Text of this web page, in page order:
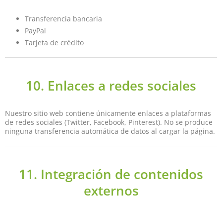
Transferencia bancaria
PayPal
Tarjeta de crédito
10. Enlaces a redes sociales
Nuestro sitio web contiene únicamente enlaces a plataformas
de redes sociales (Twitter, Facebook, Pinterest). No se produce
ninguna transferencia automática de datos al cargar la página.
11. Integración de contenidos
externos